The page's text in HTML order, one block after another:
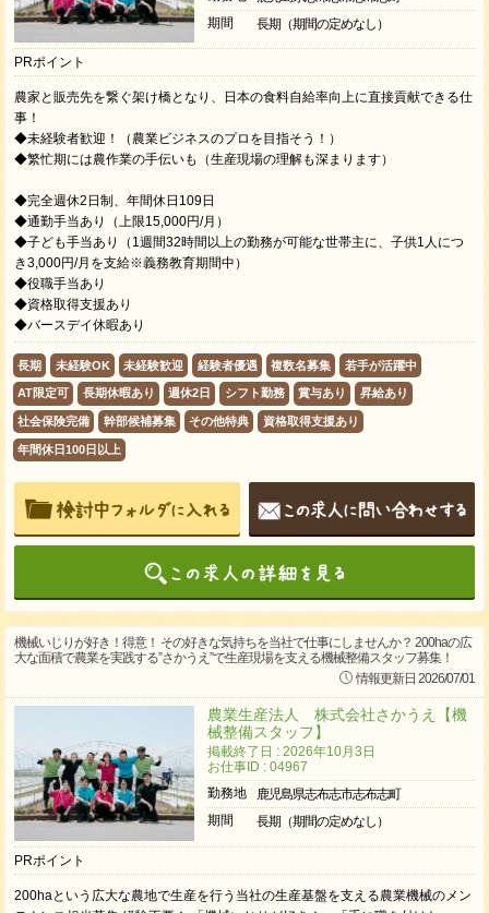
期間
長期（期間の定めなし）
PRポイント
農家と販売先を繋ぐ架け橋となり、日本の食料自給率向上に直接貢献できる仕
事！
◆未経験者歓迎！（農業ビジネスのプロを目指そう！）
◆繁忙期には農作業の手伝いも（生産現場の理解も深まります）
◆完全週休2日制、年間休日109日
◆通勤手当あり（上限15,000円/月）
◆子ども手当あり（1週間32時間以上の勤務が可能な世帯主に、子供1人につ
き3,000円/月を支給※義務教育期間中）
◆役職手当あり
◆資格取得支援あり
◆バースデイ休暇あり
長期 未経験OK 未経験歓迎 経験者優遇 複数名募集 若手が活躍中
AT限定可 長期休暇あり 週休2日 シフト勤務 賞与あり 昇給あり
社会保険完備 幹部候補募集 その他特典 資格取得支援あり
年間休日100日以上
機械いじりが好き！得意！ その好きな気持ちを当社で仕事にしませんか？ 200haの広
大な面積で農業を実践する”さかうえ”で生産現場を支える機械整備スタッフ募集！
情報更新日 2026/07/01
農業生産法人 株式会社さかうえ【機
械整備スタッフ】
掲載終了日 : 2026年10月3日
お仕事ID : 04967
勤務地
鹿児島県志布志市志布志町
期間
長期（期間の定めなし）
PRポイント
200haという広大な農地で生産を行う当社の生産基盤を支える農業機械のメン